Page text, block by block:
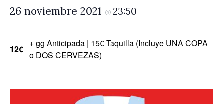
26 noviembre 2021 @ 23:50
12€
+ gg Anticipada | 15€ Taquilla (Incluye UNA COPA
o DOS CERVEZAS)